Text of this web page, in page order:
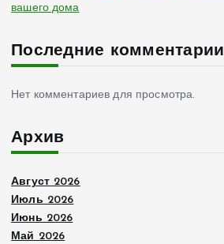
вашего дома
Последние комментарии
Нет комментариев для просмотра.
Архив
Август 2026
Июль 2026
Июнь 2026
Май 2026